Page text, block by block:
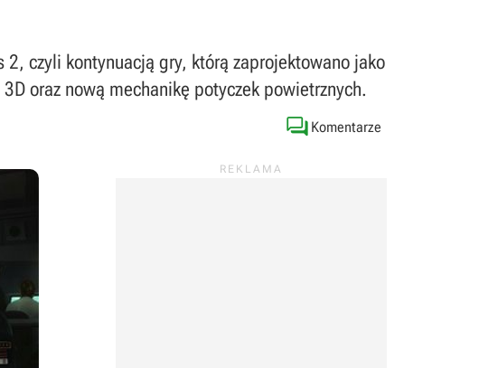
czyli kontynuacją gry, którą zaprojektowano jako
oraz nową mechanikę potyczek powietrznych.
 Komentarze